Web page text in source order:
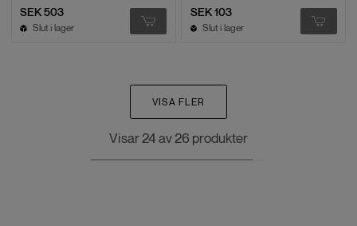
SEK 503
Slut i lager
SEK 103
Slut i lager
VISA FLER
Visar24av26 produkter